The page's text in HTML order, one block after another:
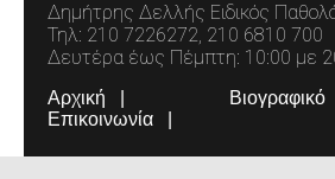
Δημήτρης Δελλής Ειδικός
Τηλ: 210 7226272, 210 6810 700
Δευτέρα έως Πέμπτη: 10:00 με
Αρχική Βιογραφικό
Επικοινωνία